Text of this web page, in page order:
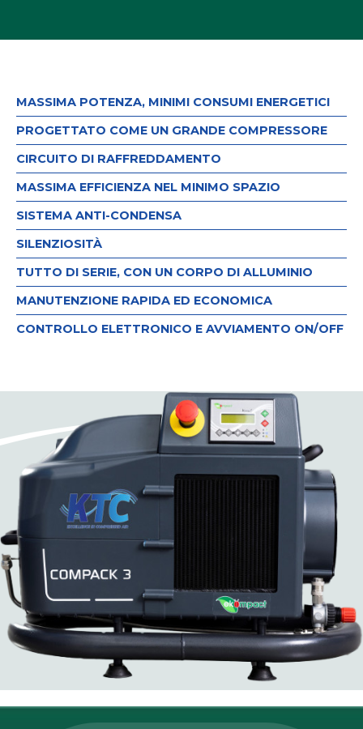
MASSIMA POTENZA, MINIMI CONSUMI ENERGETICI
PROGETTATO COME UN GRANDE COMPRESSORE
CIRCUITO DI RAFFREDDAMENTO
MASSIMA EFFICIENZA NEL MINIMO SPAZIO
SISTEMA ANTI-CONDENSA
SILENZIOSITÀ
TUTTO DI SERIE, CON UN CORPO DI ALLUMINIO
MANUTENZIONE RAPIDA ED ECONOMICA
CONTROLLO ELETTRONICO E AVVIAMENTO ON/OFF